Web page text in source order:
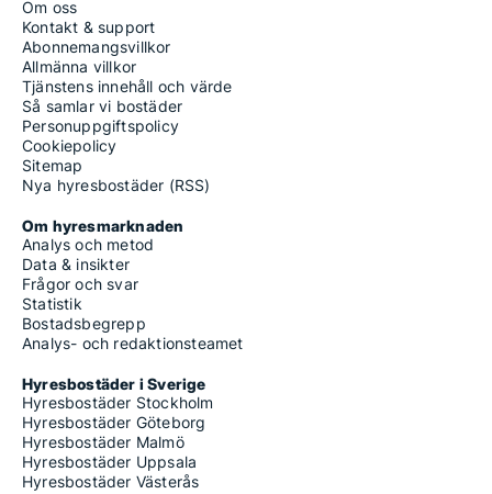
Om oss
Kontakt & support
Abonnemangsvillkor
Allmänna villkor
Tjänstens innehåll och värde
Så samlar vi bostäder
Personuppgiftspolicy
Cookiepolicy
Sitemap
Nya hyresbostäder (RSS)
Om hyresmarknaden
Analys och metod
Data & insikter
Frågor och svar
Statistik
Bostadsbegrepp
Analys- och redaktionsteamet
Hyresbostäder i Sverige
Hyresbostäder Stockholm
Hyresbostäder Göteborg
Hyresbostäder Malmö
Hyresbostäder Uppsala
Hyresbostäder Västerås